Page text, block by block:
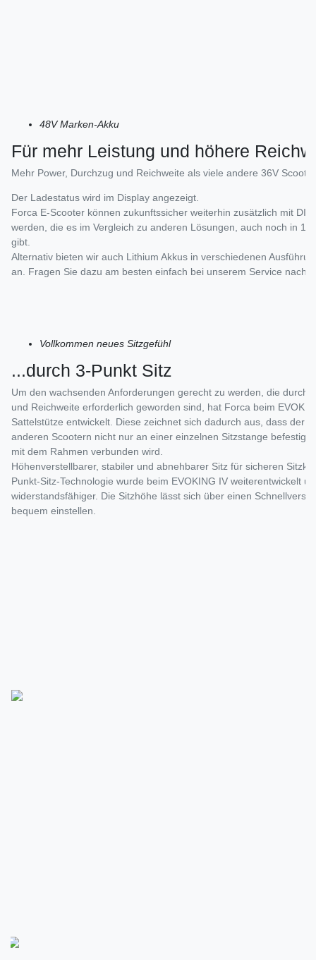
48V Marken-Akku
Für mehr Leistung und höhere
Mehr Power, Durchzug und Reichweite als viele andere 36V
Der Ladestatus wird im Display angezeigt.
Forca E-Scooter können zukunftssicher weiterhin zusätzlich mit
werden, die es im Vergleich zu anderen Lösungen, auch noch in
gibt.
Alternativ bieten wir auch Lithium Akkus in verschiedenen
an. Fragen Sie dazu am besten einfach bei unserem Service nach
Vollkommen neues Sitzgefühl
...durch 3-Punkt Sitz
Um den wachsenden Anforderungen gerecht zu werden, die durch
und Reichweite erforderlich geworden sind, hat Forca beim
Sattelstütze entwickelt. Diese zeichnet sich dadurch aus, dass der
anderen Scootern nicht nur an einer einzelnen Sitzstange befestigt
mit dem Rahmen verbunden wird.
Höhenverstellbarer, stabiler und abnehbarer Sitz für sicheren
Punkt-Sitz-Technologie wurde beim EVOKING IV weiterentwickelt
widerstandsfähiger. Die Sitzhöhe lässt sich über einen
bequem einstellen.